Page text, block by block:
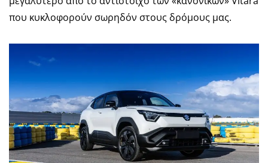
που κυκλοφορούν σωρηδόν στους δρόμους μας.